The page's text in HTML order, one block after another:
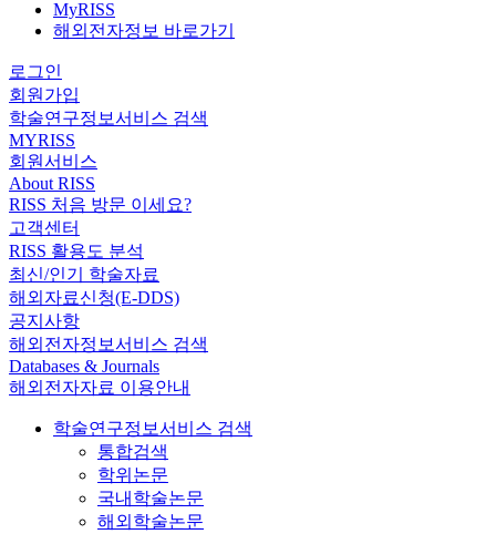
MyRISS
해외전자정보 바로가기
로그인
회원가입
학술연구정보서비스 검색
MYRISS
회원서비스
About RISS
RISS 처음 방문 이세요?
고객센터
RISS 활용도 분석
최신/인기 학술자료
해외자료신청(E-DDS)
공지사항
해외전자정보서비스 검색
Databases & Journals
해외전자자료 이용안내
학술연구정보서비스 검색
통합검색
학위논문
국내학술논문
해외학술논문